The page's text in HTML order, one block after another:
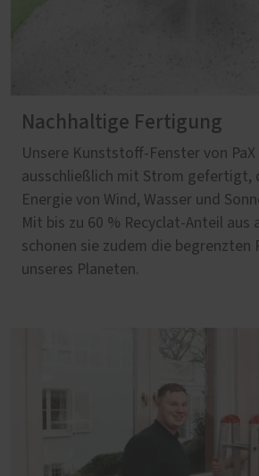
Nachhaltige Fertigung
Unsere Kunststoff-Fenster von
ausschließlich mit Strom gefertigt,
Energie von Wind, Wasser und
Mit bis zu 60 % Recyclat-Anteil aus
schonen sie zudem die begrenzten
unseres Planeten.